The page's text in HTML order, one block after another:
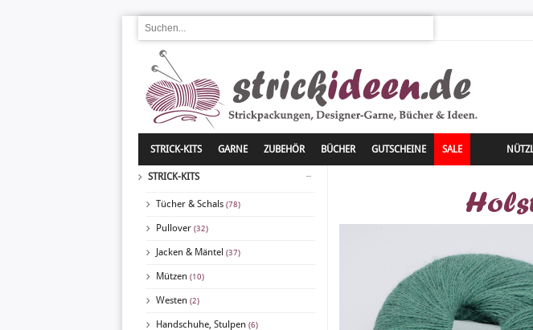
STRICK-KITS GARNE ZUBEHÖR BÜCHER GUTSCHEINE SALE
STRICK-KITS
Tücher & Schals (78)
Pullover (32)
Jacken & Mäntel (37)
Mützen (10)
Westen (2)
Handschuhe, Stulpen (6)